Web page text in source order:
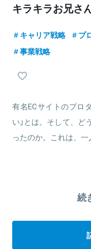
キラキラお兄さ
キャリア戦略
プ
事業戦略
有名ECサイトのプロ
い」とは。そして、
ったのか。これは、
続